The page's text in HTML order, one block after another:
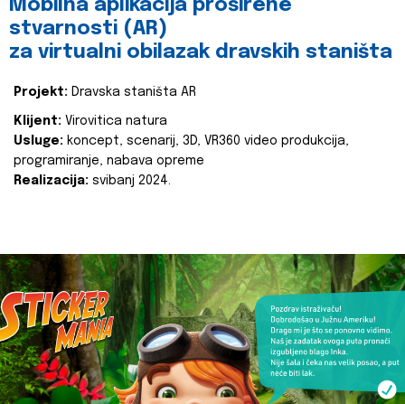
Mobilna aplikacija proširene
stvarnosti (AR)
za virtualni obilazak dravskih staništa
Projekt: Dravska staništa AR
Klijent: Virovitica natura
Usluge: koncept, scenarij, 3D, VR360 video produkcija,
programiranje, nabava opreme
Realizacija: svibanj 2024.